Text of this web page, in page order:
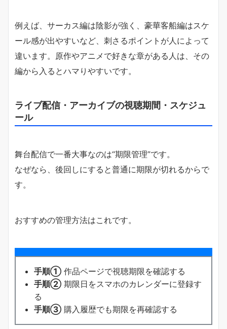
例えば、サーカス編は陰影が強く、豪華客船編はスケ
ール感が出やすいなど、刺さるポイントが人によって
違います。原作やアニメで好きな章がある人は、その
編から入るとハマりやすいです。
ライブ配信・アーカイブの視聴期間・スケジュ
ール
舞台配信で一番大事なのは“期限管理”です。
なぜなら、後回しにすると普通に期限が切れるからで
す。
おすすめの管理方法はこれです。
手順① 作品ページで視聴期限を確認する
手順② 期限日をスマホのカレンダーに登録す
る
手順③ 購入履歴でも期限を再確認する